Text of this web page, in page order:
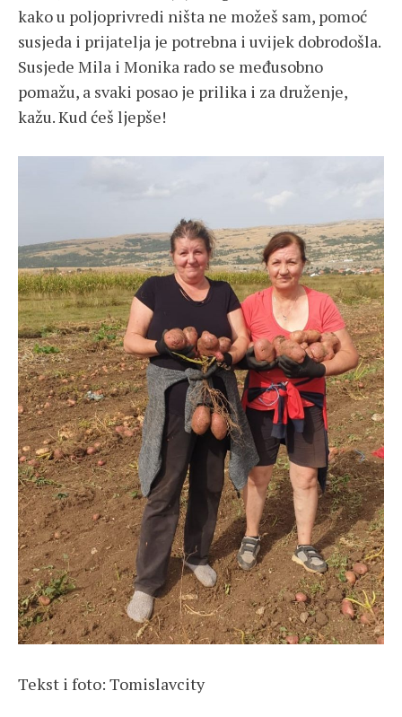
kako u poljoprivredi ništa ne možeš sam, pomoć
susjeda i prijatelja je potrebna i uvijek dobrodošla.
Susjede Mila i Monika rado se međusobno
pomažu, a svaki posao je prilika i za druženje,
kažu. Kud ćeš ljepše!
Tekst i foto: Tomislavcity